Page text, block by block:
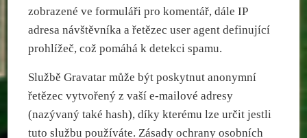
zobrazené ve formuláři pro komentář, dále IP
adresa návštěvníka a řetězec user agent definující
prohlížeč, což pomáhá k detekci spamu.
Službě Gravatar může být poskytnut anonymní
řetězec vytvořený z vaší e-mailové adresy
(nazývaný také hash), díky kterému lze určit jestli
tuto službu používáte. Zásady ochrany osobních